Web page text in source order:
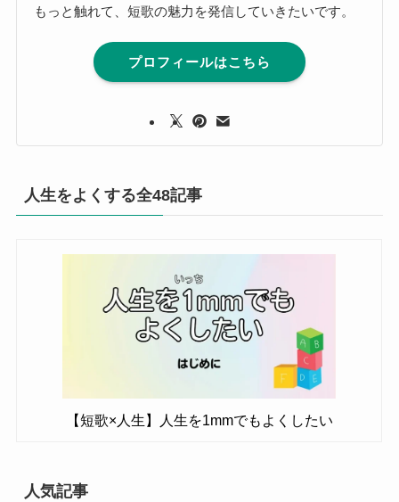
もっと触れて、短歌の魅力を発信していきたいです。
プロフィールはこちら
人生をよくする全48記事
【短歌×人生】人生を1mmでもよくしたい
人気記事